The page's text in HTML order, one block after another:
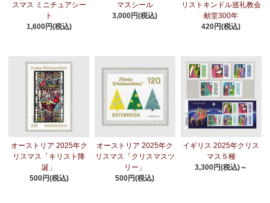
スマス ミニチュアシー
ト
1,600円(税込)
マスシール
3,000円(税込)
リストキンドル巡礼教会
献堂300年
420円(税込)
オーストリア 2025年ク
リスマス「キリスト降
誕」
500円(税込)
オーストリア 2025年ク
リスマス「クリスマスツ
リー」
500円(税込)
イギリス 2025年クリス
マス５種
3,300円(税込)～